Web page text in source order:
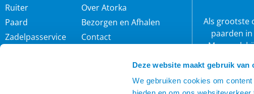
Deze website maakt gebruik van
We gebruiken cookies om
Ruiter
Paard
Zadelpasservice
Over Atorka
Bezorgen en Afhalen
Contact
Als grootste
paarden
Maar ook
rijbroeken,